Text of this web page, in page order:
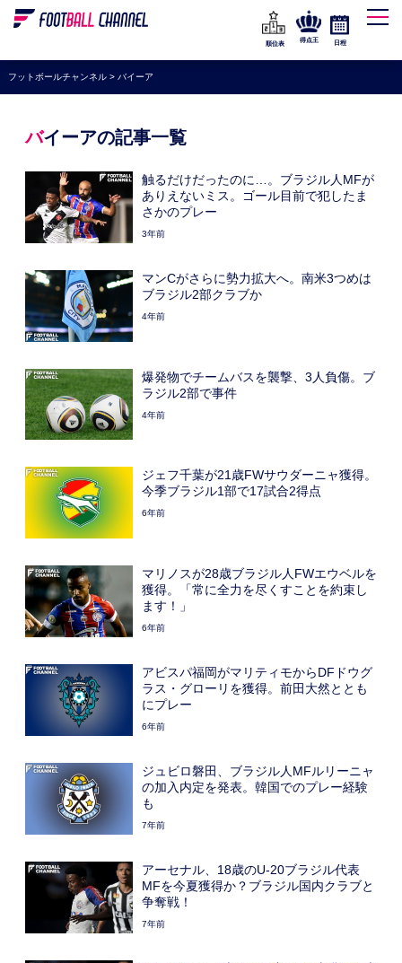
WEリーグ
海外サッカー
プレミアリーグ
ラ・リーガ
ブンデスリーガ
UEFA
高校サッカー
動画
順位表
得点王 日程
フットボールチャンネル> バイーア
バイーアの記事一覧
触るだけだったのに…。ブラジル人MFが
ありえないミス。ゴール目前で犯したま
さかのプレー
3年前
マンCがさらに勢力拡大へ。南米3つめは
ブラジル2部クラブか
4年前
爆発物でチームバスを襲撃、3人負傷。ブ
ラジル2部で事件
4年前
ジェフ千葉が21歳FWサウダーニャ獲得。
今季ブラジル1部で17試合2得点
6年前
マリノスが28歳ブラジル人FWエウベルを
獲得。「常に全力を尽くすことを約束し
ます！」
6年前
アビスパ福岡がマリティモからDFドウグ
ラス・グローリを獲得。前田大然ととも
にプレー
6年前
ジュビロ磐田、ブラジル人MFルリーニャ
の加入内定を発表。韓国でのプレー経験
も
7年前
アーセナル、18歳のU-20ブラジル代表
MFを今夏獲得か？ブラジル国内クラブと
争奪戦！
7年前